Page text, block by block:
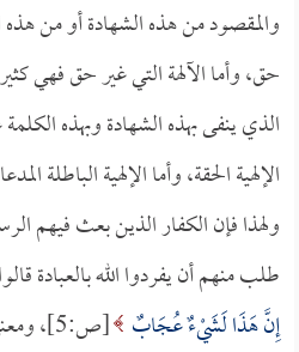
والمقصود من هذه الشهادة أو من
حق، وأما الآلهة التي غير حق فهي
الذي ينفى بهذه الشهادة وبهذه
الإلهية الحقة، وأما الإلهية الباطلة
ولهذا فإن الكفار الذين بعث فيهم
طلب منهم أن يفردوا الله بالعبادة
إِنَّ هَذَا لَشَيْءٌ عُجَابٌ
[ص:5]،